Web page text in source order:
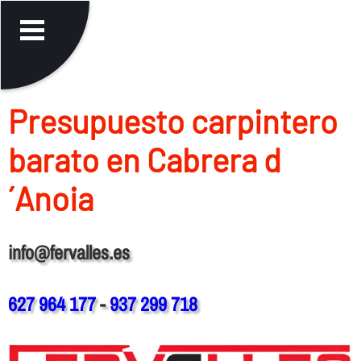
Presupuesto carpintero
barato en Cabrera d
´Anoia
info@fervalles.es
627 964 177-937 299 718